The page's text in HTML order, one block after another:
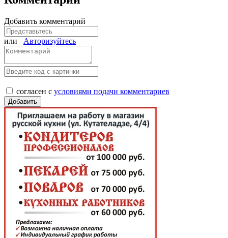
Добавить комментарий
или Авторизуйтесь
согласен с условиями подачи комментариев